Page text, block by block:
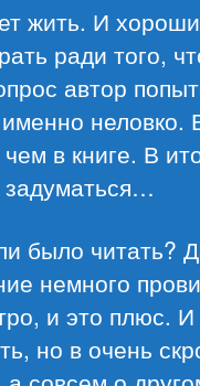
жить. И
ради того,
автор
неловко.
в книге. В
было читать?
немного
и это плюс.
но в очень